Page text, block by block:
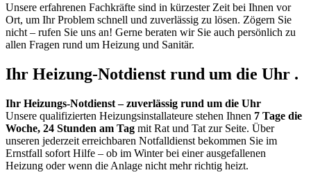
Unsere erfahrenen Fachkräfte sind in kürzester Zeit bei Ihnen vor
Ort, um Ihr Problem schnell und zuverlässig zu lösen. Zögern Sie
nicht – rufen Sie uns an! Gerne beraten wir Sie auch persönlich zu
allen Fragen rund um Heizung und Sanitär.
Ihr Heizung-Notdienst rund um die Uhr .
Ihr Heizungs-Notdienst – zuverlässig rund um die Uhr
Unsere qualifizierten Heizungsinstallateure stehen Ihnen 7 Tage die
Woche, 24 Stunden am Tag mit Rat und Tat zur Seite. Über
unseren jederzeit erreichbaren Notfalldienst bekommen Sie im
Ernstfall sofort Hilfe – ob im Winter bei einer ausgefallenen
Heizung oder wenn die Anlage nicht mehr richtig heizt.